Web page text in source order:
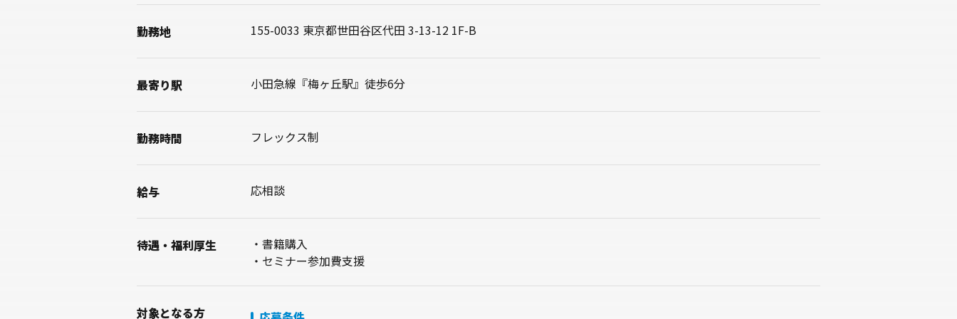
勤務地 155-0033 東京都世田谷区代田 3-13-12 1F-B
最寄り駅 小田急線『梅ヶ丘駅』徒歩6分
勤務時間 フレックス制
給与 応相談
待遇・ 福利厚生
・書籍購入
・セミナー参加費支援
対象となる方